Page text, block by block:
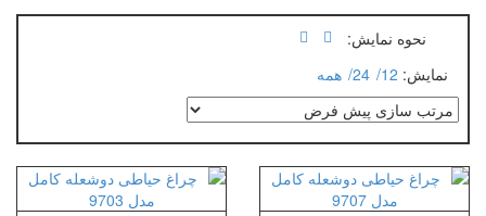
نحوه نمایش:
نمایش: 12
24 همه